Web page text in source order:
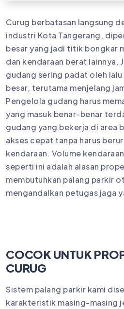
Curug berbatasan langsung
industri Kota Tangerang,
besar yang jadi titik bongkar
dan kendaraan berat lainnya.
gudang sering padat oleh
besar, terutama menjelang
Pengelola gudang harus
yang masuk benar-benar
gudang yang bekerja di area
akses cepat tanpa harus
kendaraan. Volume
seperti ini adalah alasan
membutuhkan palang parkir
mengandalkan petugas jaga
COCOK UNTUK
CURUG
Sistem palang parkir kami
karakteristik masing-masing